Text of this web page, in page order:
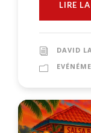
LIRE
DAVID